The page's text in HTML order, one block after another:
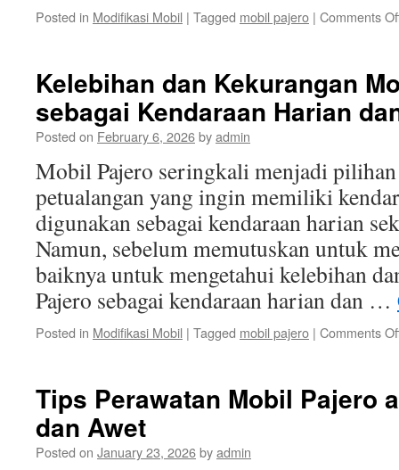
Posted in Modifikasi Mobil | Tagged mobil pajero | Comments
Kelebihan dan Kekurangan
sebagai Kendaraan Harian
Posted on February 6, 2026byadmin
Mobil Pajero seringkali menjadi
petualangan yang ingin memiliki
digunakan sebagai kendaraan harian
Namun, sebelum memutuskan untuk
baiknya untuk mengetahui kelebihan
Pajero sebagai kendaraan harian dan …
Posted in Modifikasi Mobil | Tagged mobil pajero | Comments
Tips Perawatan Mobil Pajero
dan Awet
Posted on January 23, 2026byadmin